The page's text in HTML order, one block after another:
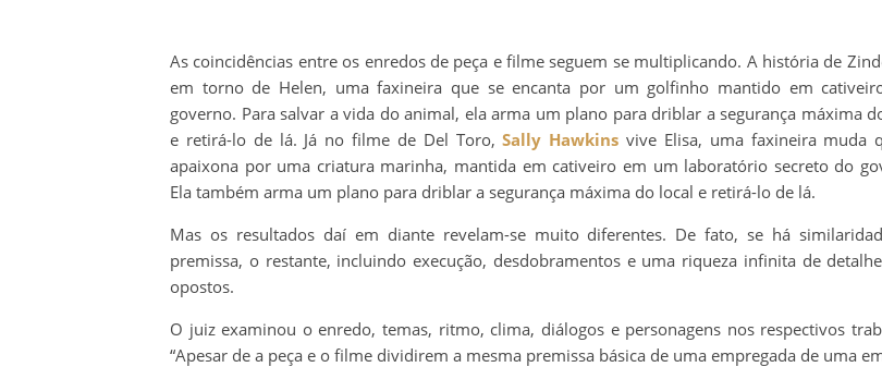
As coincidências entre os enredos de peça e filme seguem se multiplicando. A história de
em torno de Helen, uma faxineira que se encanta por um golfinho mantido em
governo. Para salvar a vida do animal, ela arma um plano para driblar a segurança máxima
e retirá-lo de lá. Já no filme de Del Toro,Sally Hawkins vive Elisa, uma faxineira muda
apaixona por uma criatura marinha, mantida em cativeiro em um laboratório secreto do
Ela também arma um plano para driblar a segurança máxima do local e retirá-lo de lá.
Mas os resultados daí em diante revelam-se muito diferentes. De fato, se há
premissa, o restante, incluindo execução, desdobramentos e uma riqueza infinita de
opostos.
O juiz examinou o enredo, temas, ritmo, clima, diálogos e personagens nos respectivos
“Apesar de a peça e o filme dividirem a mesma premissa básica de uma empregada de uma